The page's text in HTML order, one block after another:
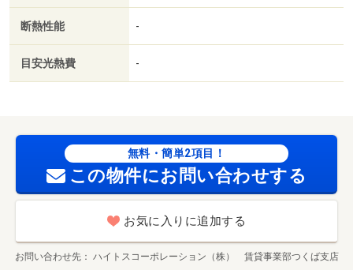
断熱性能 -
目安光熱費 -
無料・簡単2項目！
この物件にお問い合わせする
お気に入りに追加する
お問い合わせ先 ハイトスコーポレーション（株） 賃貸事業部つくば支店